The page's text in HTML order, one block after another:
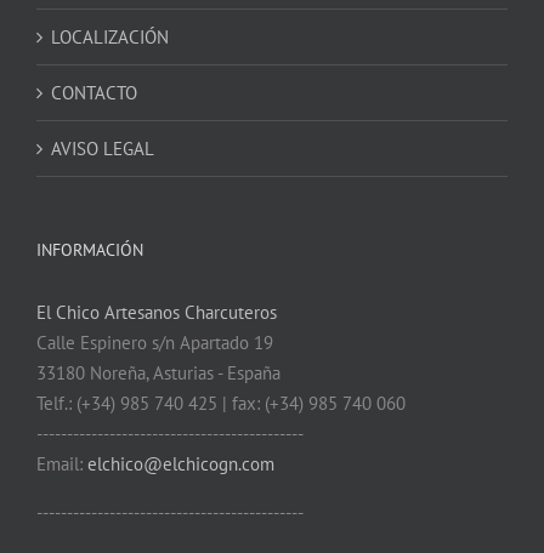
LOCALIZACIÓN
CONTACTO
AVISO LEGAL
INFORMACIÓN
El Chico Artesanos Charcuteros
Calle Espinero s/n Apartado 19
33180 Noreña, Asturias - España
Telf.: (+34) 985 740 425 | fax: (+34) 985 740 060
--------------------------------------------
Email: elchico@elchicogn.com
--------------------------------------------